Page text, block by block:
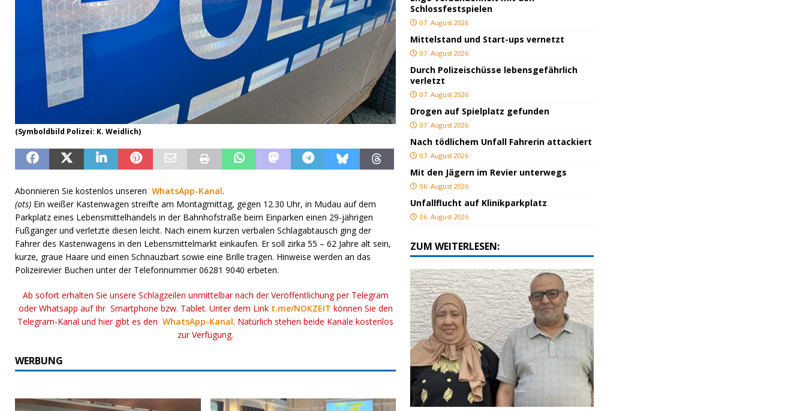
(Symboldbild Polizei: K. Weidlich)
Abonnieren Sie kostenlos unseren WhatsApp-Kanal.
(ots) Ein weißer Kastenwagen streifte am Montagmittag, gegen 12.30 Uhr, in Mudau auf dem
Parkplatz eines Lebensmittelhandels in der Bahnhofstraße beim Einparken einen 29-jährigen
Fußgänger und verletzte diesen leicht. Nach einem kurzen verbalen Schlagabtausch ging der
Fahrer des Kastenwagens in den Lebensmittelmarkt einkaufen. Er soll zirka 55 – 62 Jahre alt sein,
kurze, graue Haare und einen Schnauzbart sowie eine Brille tragen. Hinweise werden an das
Polizeirevier Buchen unter der Telefonnummer 06281 9040 erbeten.
Ab sofort erhalten Sie unsere Schlagzeilen unmittelbar nach der Veröffentlichung per Telegram
oder Whatsapp auf Ihr Smartphone bzw. Tablet. Unter dem Link t.me/NOKZEIT können Sie den
Telegram-Kanal und hier gibt es denWhatsApp-Kanal. Natürlich stehen beide Kanäle kostenlos
zur Verfügung.
WERBUNG
Schlossfestspielen
07. August 2026
Mittelstand und Start-ups vernetzt
07. August 2026
Durch Polizeischüsse lebensgefährlich
verletzt
07. August 2026
Drogen auf Spielplatz gefunden
07. August 2026
Nach tödlichem Unfall Fahrerin attackiert
07. August 2026
Mit den Jägern im Revier unterwegs
06. August 2026
Unfallflucht auf Klinikparkplatz
06. August 2026
ZUM WEITERLESEN: